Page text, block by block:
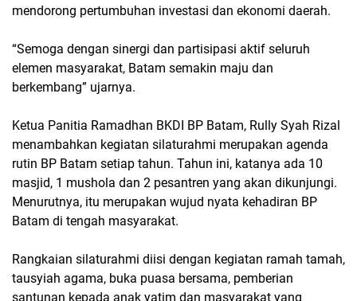
mendorong pertumbuhan investasi dan ekonomi daerah.
“Semoga dengan sinergi dan partisipasi aktif seluruh
elemen masyarakat, Batam semakin maju dan
berkembang” ujarnya.
Ketua Panitia Ramadhan BKDI BP Batam, Rully Syah Rizal
menambahkan kegiatan silaturahmi merupakan agenda
rutin BP Batam setiap tahun. Tahun ini, katanya ada 10
masjid, 1 mushola dan 2 pesantren yang akan dikunjungi.
Menurutnya, itu merupakan wujud nyata kehadiran BP
Batam di tengah masyarakat.
Rangkaian silaturahmi diisi dengan kegiatan ramah tamah,
tausyiah agama, buka puasa bersama, pemberian
santunan kepada anak yatim dan masyarakat yang